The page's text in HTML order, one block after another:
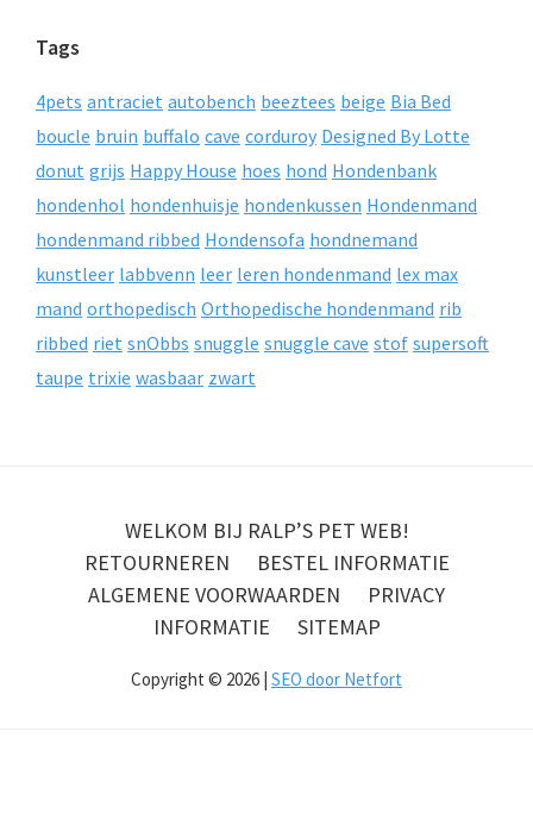
Tags
4pets antraciet autobench beeztees beige Bia Bed
boucle bruin buffalo cave corduroy Designed By Lotte
donut grijs Happy House hoes hond Hondenbank
hondenhol hondenhuisje hondenkussen Hondenmand
hondenmand ribbed Hondensofa hondnemand
kunstleer labbvenn leer leren hondenmand lex max
mand orthopedisch Orthopedische hondenmand rib
ribbed riet snObbs snuggle snuggle cave stof supersoft
taupe trixie wasbaar zwart
WELKOM BIJ RALP’S PET WEB!
RETOURNEREN
BESTEL INFORMATIE
ALGEMENE VOORWAARDEN
PRIVACY
INFORMATIE
SITEMAP
Copyright © 2026 | SEO door Netfort